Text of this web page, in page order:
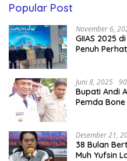
Popular Post
November 6,
GIIAS 2025
Penuh
Juni 8, 2025
Bupati Andi
Pemda
Desember 21,
38 Bulan
Muh Yufsin